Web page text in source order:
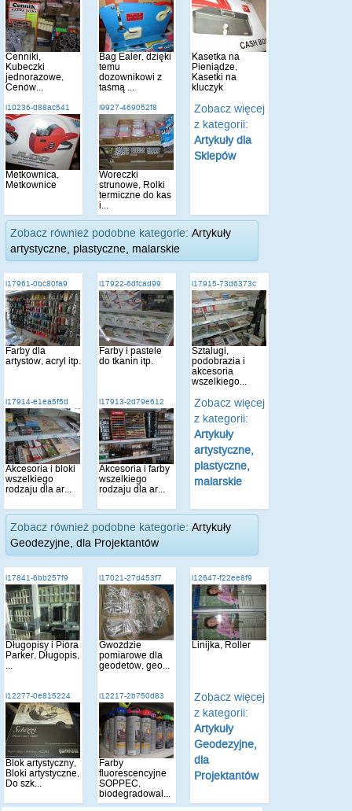
Cenniki,
Kubeczki
jednorazowe,
Cenów...
Bag Ealer, dzięki
temu
dozownikowi z
taśmą ...
Kasetka na
Pieniądze,
Kasetki na
kluczyk
i10236-d88ac541
Metkownica,
Metkownice
i9927-469052f8
Woreczki
strunowe, Rolki
termiczne do kas
i...
Zobacz więcej
z kategorii:
Artykuły dla
Sklepów
Zobacz również podobne kategorie: Artykuły
artystyczne, plastyczne, malarskie
i17961-0bc80fa9
Farby dla
artystów, acryl itp.
i17922-6dfcad99
Farby i pastele
do tkanin itp.
i17915-73d6373c
Sztalugi,
podobrazia i
akcesoria
wszelkiego...
i17914-e1ea5f5d
Akcesoria i bloki
wszelkiego
rodzaju dla ar...
i17913-2d79e612
Akcesoria i farby
wszelkiego
rodzaju dla ar...
Zobacz więcej
z kategorii:
Artykuły
artystyczne,
plastyczne,
malarskie
Zobacz również podobne kategorie: Artykuły
Geodezyjne, dla Projektantów
i17841-6bb257f9
Długopisy i Pióra
Parker, Długopis,
i17021-27d453f7
Gwoździe
pomiarowe dla
geodetów, geo...
i12647-f22ee8f9
Linijka, Roller
i12277-0e815224
Blok artystyczny,
Bloki artystyczne,
Do szk...
i12217-2b750d83
Farby
fluorescencyjne
SOPPEC,
biodegradowal...
Zobacz więcej
z kategorii:
Artykuły
Geodezyjne,
dla
Projektantów